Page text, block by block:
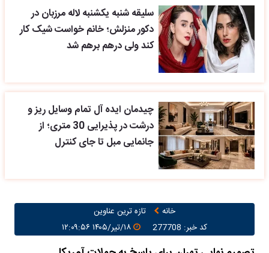
سلیقه شنبه یکشنبه لاله مرزبان در
دکور منزلش؛ خانم خواست شیک کار
کند ولی درهم برهم شد
چیدمان ایده آل تمام وسایل ریز و
درشت در پذیرایی 30 متری؛ از
جانمایی مبل تا جای کنترل
خانه
تازه ترین عناوین
کد خبر: 277708
۱۸/تیر/۱۴۰۵ ۱۲:۰۹:۵۶